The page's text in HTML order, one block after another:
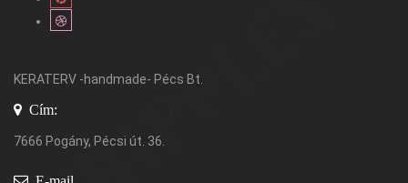
KERATERV -handmade- Pécs Bt.
Cím:
7666 Pogány, Pécsi út. 36.